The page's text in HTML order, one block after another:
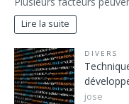
Lire la suite
DIVERS
jose